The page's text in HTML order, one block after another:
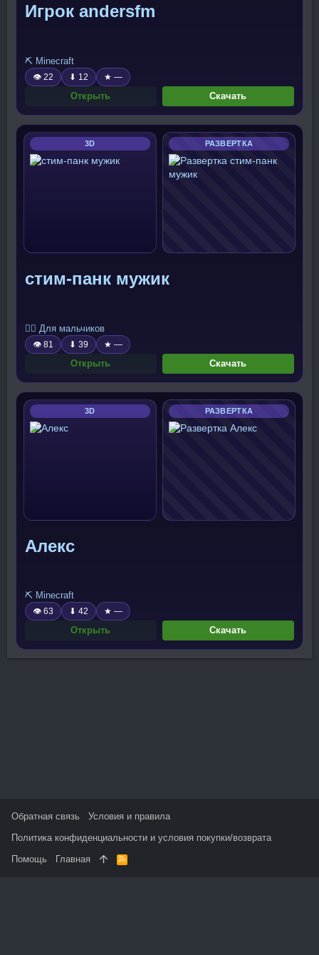
Игрок andersfm
⛏️ Minecraft
👁 22 ⬇ 12 ★ —
Открыть Скачать
3D РАЗВЕРТКА
стим-панк мужик
🧍‍♂️ Для мальчиков
👁 81 ⬇ 39 ★ —
Открыть Скачать
3D РАЗВЕРТКА
Алекс
⛏️ Minecraft
👁 63 ⬇ 42 ★ —
Открыть Скачать
Обратная связь
Условия и правила
Политика конфиденциальности и условия покупки/возврата
Помощь
Главная
R